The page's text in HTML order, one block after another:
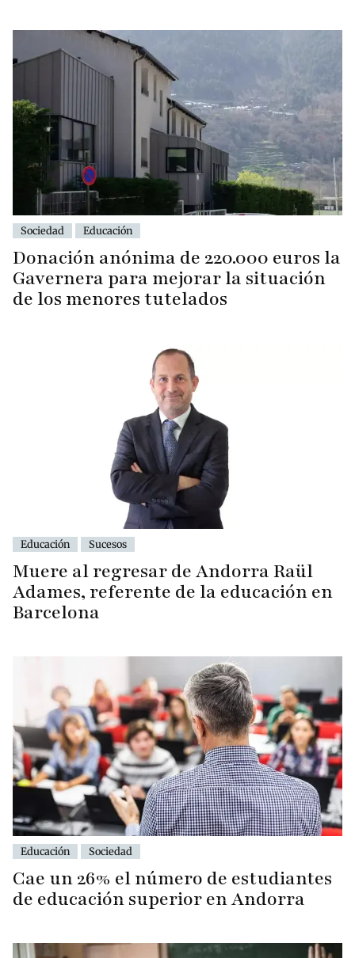
Sociedad Educación
Donación anónima de 220.000 euros la
Gavernera para mejorar la situación
de los menores tutelados
Educación Sucesos
Muere al regresar de Andorra Raül
Adames, referente de la educación en
Barcelona
Educación Sociedad
Cae un 26% el número de estudiantes
de educación superior en Andorra